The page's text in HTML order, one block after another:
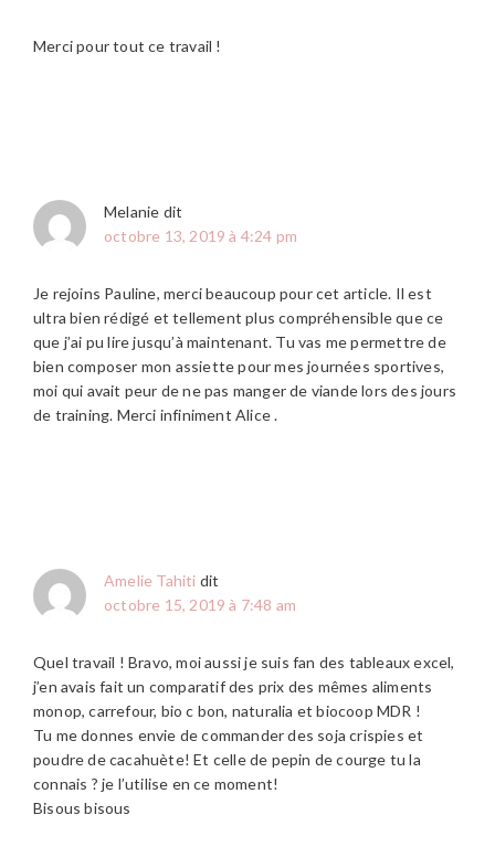
Merci pour tout ce travail !
Melanie dit
octobre 13, 2019 à 4:24 pm
Je rejoins Pauline, merci beaucoup pour cet article. Il est
ultra bien rédigé et tellement plus compréhensible que ce
que j’ai pu lire jusqu’à maintenant. Tu vas me permettre de
bien composer mon assiette pour mes journées sportives,
moi qui avait peur de ne pas manger de viande lors des jours
de training. Merci infiniment Alice .
Amelie Tahiti dit
octobre 15, 2019 à 7:48 am
Quel travail ! Bravo, moi aussi je suis fan des tableaux excel,
j’en avais fait un comparatif des prix des mêmes aliments
monop, carrefour, bio c bon, naturalia et biocoop MDR !
Tu me donnes envie de commander des soja crispies et
poudre de cacahuète! Et celle de pepin de courge tu la
connais ? je l’utilise en ce moment!
Bisous bisous